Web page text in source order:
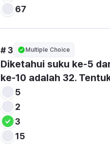
67
# 3 Multiple Choice
Diketahui suku ke-5
ke-10 adalah 32.
5
2
3
15